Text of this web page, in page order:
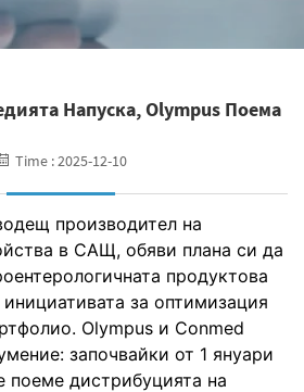
Напуска, Olympus Поема
Time : 2025-12-10
производител на
в САЩ, обяви плана си да
продуктовa
за оптимизация
Olympus и Conmed
започвайки от 1 януари
поеме дистрибуцията на